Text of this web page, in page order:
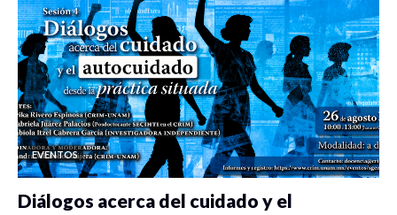
EVENTOS
Diálogos acerca del cuidado y el